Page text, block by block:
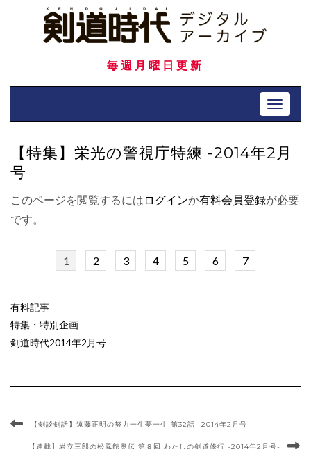
毎週月曜日更新
Toggle
【特集】栄光の警視庁特練 -2014年2月
号
このページを閲覧するには ログインか有料会員登録が必要
です。
1 2 3 4 5 6 7
有料記事
特集・特別企画
剣道時代2014年2月号
【剣談剣話】遠藤正明の努力一生夢一生 第32話 -2014年2月号-
【連載】岩立三郎の松風館奥伝 第８回 わたしの剣道修行 -2014年2月号-